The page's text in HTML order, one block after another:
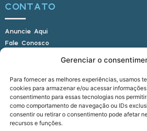
Gerenciar o
Para fornecer as melhores experiências, usamos
cookies para armazenar e/ou acessar
consentimento para essas tecnologias nos
como comportamento de navegação ou IDs
consentir ou retirar o consentimento pode afetar
recursos e funções.
CONTATO
Anuncie Aqui
Fale Conosco
E-mail:
Telefone: (82) 9 9691-0391
Responsável Técnico:
Rua do Sau - Centro - Anadia